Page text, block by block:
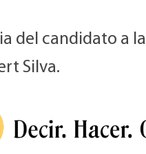
del candidato a la
Silva.